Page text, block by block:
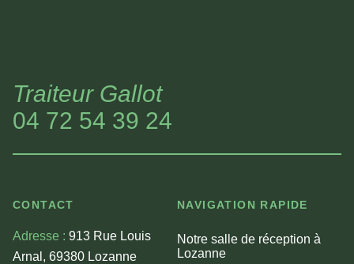
Traiteur Gallot
04 72 54 39 24
CONTACT
Adresse : 913 Rue Louis
Arnal, 69380 Lozanne
NAVIGATION RAPIDE
Notre salle de réception à
Lozanne